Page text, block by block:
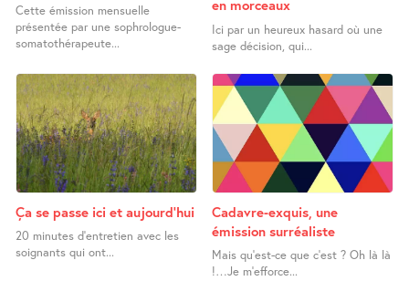
Cette émission mensuelle
présentée par une sophrologue-
somatothérapeute...
en morceaux
Ici par un heureux hasard où une
sage décision, qui...
Ça se passe ici et aujourd’hui
20 minutes d’entretien avec les
soignants qui ont...
Cadavre-exquis, une
émission surréaliste
Mais qu’est-ce que c’est ? Oh là là
!…Je m’efforce...